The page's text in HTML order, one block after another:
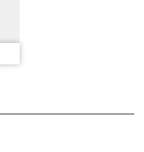
pneumatiche